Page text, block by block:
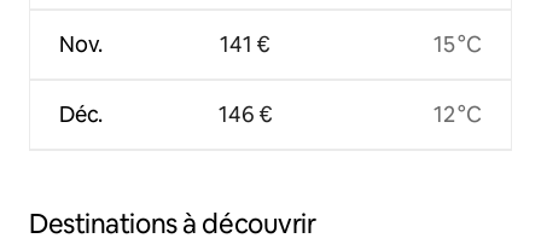
Nov.
Déc.
141 €
146 €
15 °C
12 °C
Destinations à découvrir